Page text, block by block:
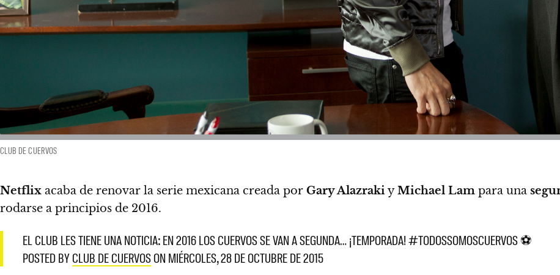
CLUB DE CUERVOS
Netflix acaba de renovar la serie mexicana creada por Gary AlazrakiyMichael Lam para una
rodarse a principios de 2016.
EL CLUB LES TIENE UNA NOTICIA: EN 2016 LOS CUERVOS SE VAN A SEGUNDA… ¡TEMPORADA! #TODOSSOMOSCUERVOS ⚽
POSTED BYCLUB DE CUERVOSON MIÉRCOLES, 28 DE OCTUBRE DE 2015